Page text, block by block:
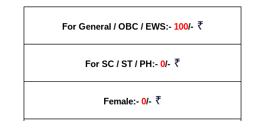
For General / OBC / EWS:- 100/-₹
For SC / ST / PH:- 0/-₹
Female:- 0/- ₹